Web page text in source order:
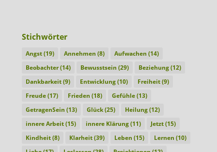
Stichwörter
Angst(19) Annehmen (8) Aufwachen (14)
Beobachter(14) Bewusstsein (29) Beziehung(12)
Dankbarkeit(9) Entwicklung(10) Freiheit(9)
Freude(17) Frieden (18) Gefühle(13)
GetragenSein (13) Glück(25) Heilung(12)
innere Arbeit(15) innere Klärung(11) Jetzt(15)
Kindheit(8) Klarheit(39) Leben (15) Lernen (10)